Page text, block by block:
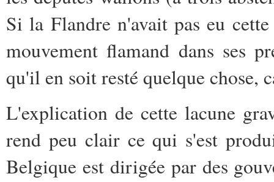
Si la Flandre n'avait pas eu
mouvement flamand dans ses
qu'il en soit resté quelque chose,
L'explication de cette lacune
rend peu clair ce qui s'est
Belgique est dirigée par des